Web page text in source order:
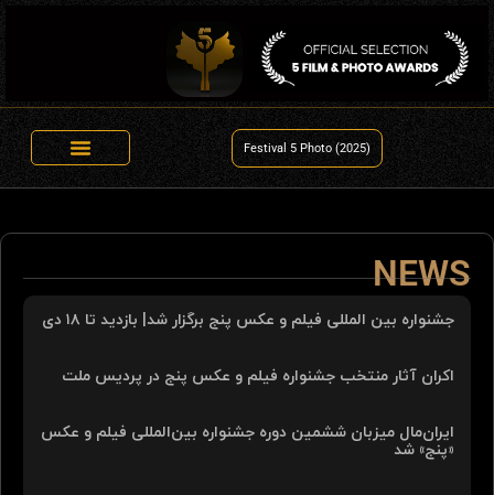
Festival 5 Photo (2025)
NEWS
جشنواره بین المللی فیلم و عکس پنج برگزار شد| بازدید تا ۱۸ دی
اکران آثار منتخب جشنواره فیلم و عکس پنج در پردیس ملت
ایران‌مال میزبان ششمین دوره جشنواره بین‌المللی فیلم و عکس
«پنج» شد